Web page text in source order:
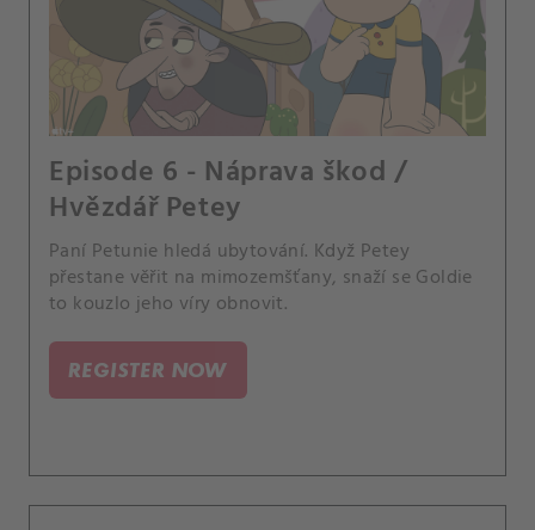
Episode 6 - Náprava škod /
Hvězdář Petey
Paní Petunie hledá ubytování. Když Petey
přestane věřit na mimozemšťany, snaží se Goldie
to kouzlo jeho víry obnovit.
REGISTER NOW